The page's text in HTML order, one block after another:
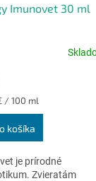
Imunovet 30 ml
/ 100 ml
košíka
je prírodné
Zvieratám